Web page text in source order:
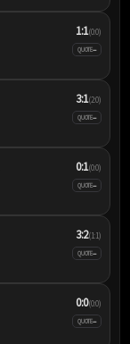
1:1(0:0)
QUOTE–
3:1(2:0)
QUOTE–
0:1(0:0)
QUOTE–
3:2(1:1)
QUOTE–
0:0(0:0)
QUOTE–